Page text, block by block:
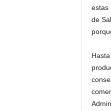
estas
de